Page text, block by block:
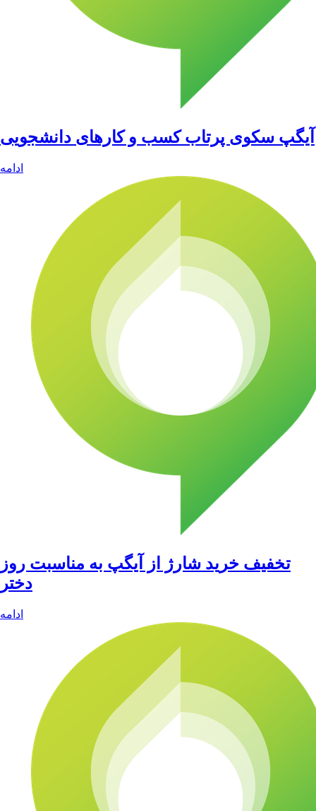
آیگپ سکوی پرتاب کسب و کارهای دانشجویی
ادامه
تخفیف خرید شارژ از آیگپ به مناسبت روز
دختر
ادامه